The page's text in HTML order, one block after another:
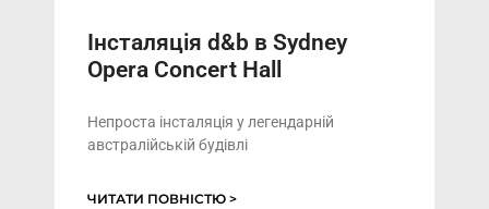
Інсталяція d&b в Sydney
Opera Concert Hall
Непроста інсталяція у легендарній
австралійській будівлі
ЧИТАТИ ПОВНІСТЮ >